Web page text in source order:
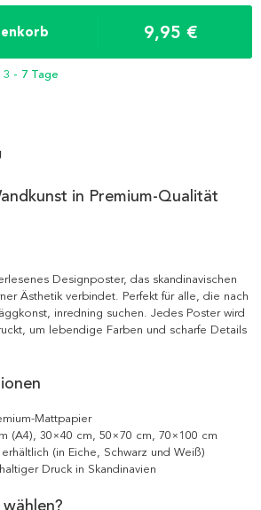
9,95 €
3 - 7 Tage
in Premium-Qualität
Designposter, das skandinavischen
Ästhetik verbindet. Perfekt für alle, die nach
inredning suchen. Jedes Poster wird
um lebendige Farben und scharfe Details
Mattpapier
(A4), 30×40 cm, 50×70 cm, 70×100 cm
(in Eiche, Schwarz und Weiß)
Druck in Skandinavien